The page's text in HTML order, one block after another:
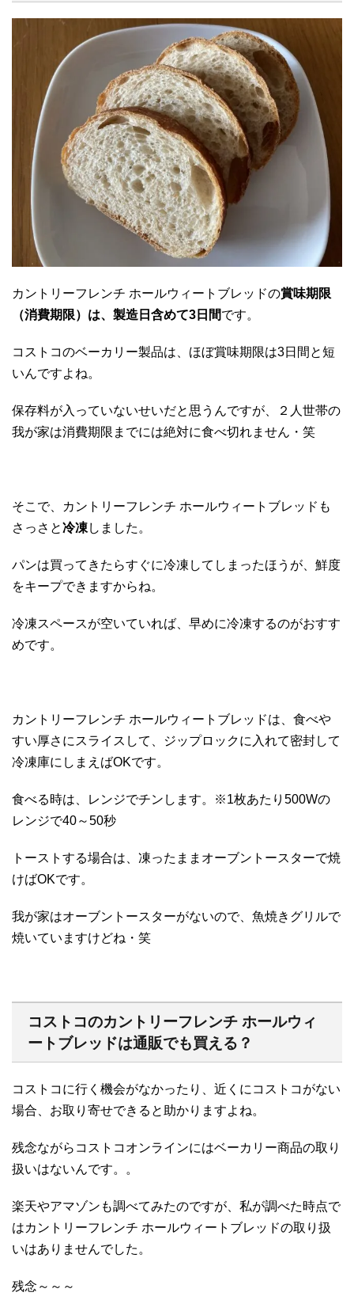
カントリーフレンチ ホールウィートブレッドの賞味期限
（消費期限）は、製造日含めて3日間です。
コストコのベーカリー製品は、ほぼ賞味期限は3日間と短
いんですよね。
保存料が入っていないせいだと思うんですが、２人世帯の
我が家は消費期限までには絶対に食べ切れません・笑
そこで、カントリーフレンチ ホールウィートブレッドも
さっさと冷凍しました。
パンは買ってきたらすぐに冷凍してしまったほうが、鮮度
をキープできますからね。
冷凍スペースが空いていれば、早めに冷凍するのがおすす
めです。
カントリーフレンチ ホールウィートブレッドは、食べや
すい厚さにスライスして、ジップロックに入れて密封して
冷凍庫にしまえばOKです。
食べる時は、レンジでチンします。※1枚あたり500Wの
レンジで40～50秒
トーストする場合は、凍ったままオーブントースターで焼
けばOKです。
我が家はオーブントースターがないので、魚焼きグリルで
焼いていますけどね・笑
コストコのカントリーフレンチ ホールウィ
ートブレッドは通販でも買える？
コストコに行く機会がなかったり、近くにコストコがない
場合、お取り寄せできると助かりますよね。
残念ながらコストコオンラインにはベーカリー商品の取り
扱いはないんです。。
楽天やアマゾンも調べてみたのですが、私が調べた時点で
はカントリーフレンチ ホールウィートブレッドの取り扱
いはありませんでした。
残念～～～